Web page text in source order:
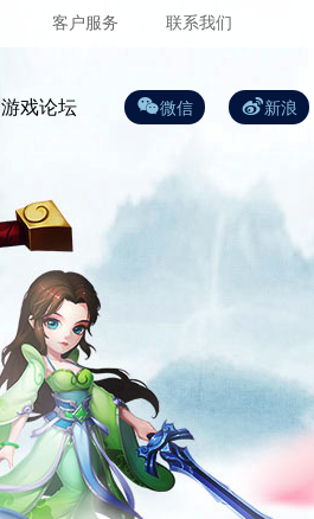
联系我们
客户服务
新浪
微信
游戏论坛